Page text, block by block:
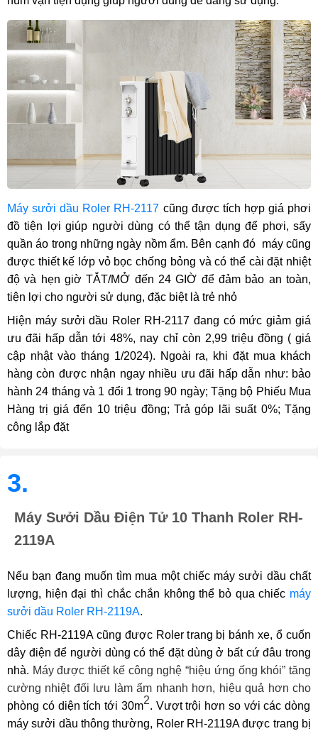
Máy sưởi dầu Roler RH-2117 cũng được tích hợp giá phơi
đồ tiện lợi giúp người dùng có thể tận dụng để phơi, sấy
quần áo trong những ngày nồm ẩm. Bên cạnh đó máy cũng
được thiết kế lớp vỏ bọc chống bỏng và có thể cài đặt nhiệt
độ và hẹn giờ TẮT/MỞ đến 24 GIỜ để đảm bảo an toàn,
tiện lợi cho người sử dụng, đặc biệt là trẻ nhỏ
Hiện máy sưởi dầu Roler RH-2117 đang có mức giảm giá
ưu đãi hấp dẫn tới 48%, nay chỉ còn 2,99 triệu đồng ( giá
cập nhật vào tháng 1/2024). Ngoài ra, khi đặt mua khách
hàng còn được nhận ngay nhiều ưu đãi hấp dẫn như: bảo
hành 24 tháng và 1 đổi 1 trong 90 ngày; Tặng bộ Phiếu Mua
Hàng trị giá đến 10 triệu đồng; Trả góp lãi suất 0%; Tặng
công lắp đặt
3.
Máy Sưởi Dầu Điện Tử 10 Thanh Roler RH-
2119A
Nếu bạn đang muốn tìm mua một chiếc máy sưởi dầu chất
lượng, hiện đại thì chắc chắn không thể bỏ qua chiếc máy
sưởi dầu Roler RH-2119A.
Chiếc RH-2119A cũng được Roler trang bị bánh xe, ổ cuốn
dây điện để người dùng có thể đặt dùng ở bất cứ đâu trong
nhà. Máy được thiết kế công nghệ “hiệu ứng ống khói” tăng
cường nhiệt đối lưu làm ấm nhanh hơn, hiệu quả hơn cho
phòng có diện tích tới 30m2. Vượt trội hơn so với các dòng
máy sưởi dầu thông thường, Roler RH-2119A được trang bị